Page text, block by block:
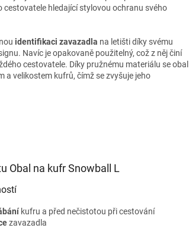
cestovatele hledající stylovou ochranu svého
identifikaci zavazadla na letišti díky svému
Navíc je opakovaně použitelný, což z něj činí
cestovatele. Díky pružnému materiálu se obal
a velikostem kufrů, čímž se zvyšuje jeho
Obal na kufr Snowball L
kufru a před nečistotou při cestování
zavazadla